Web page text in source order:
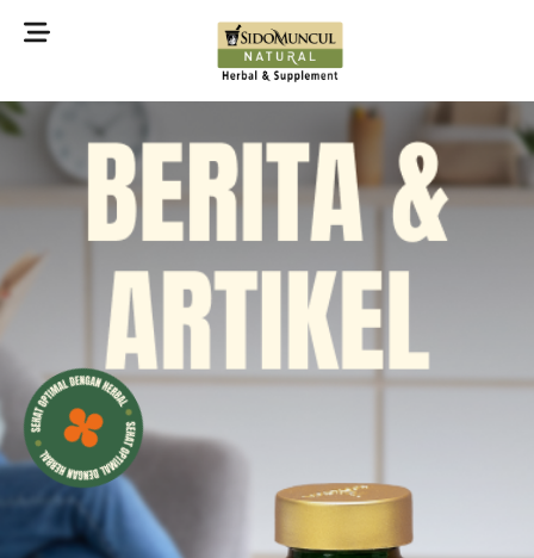
©2022 Sidomuncul Natural All right reserved